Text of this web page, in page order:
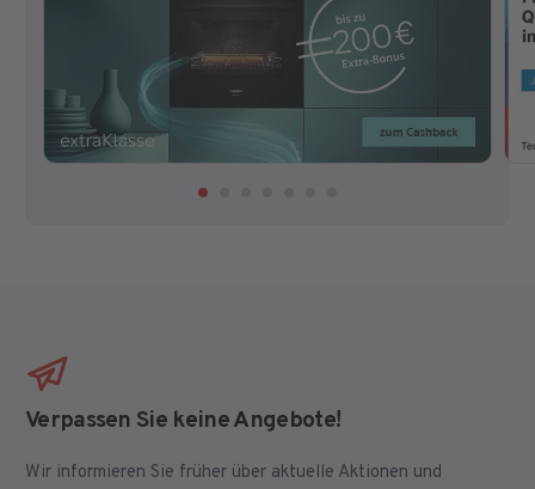
Verpassen Sie keine Angebote!
Wir informieren Sie früher über aktuelle Aktionen und